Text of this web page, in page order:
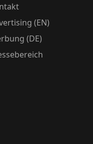
(EN)
(DE)